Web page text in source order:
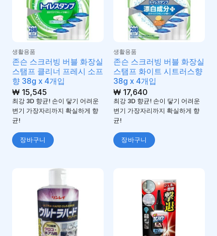
생활용품
존슨 스크러빙 버블 화장실
스탬프 클리너 프레시 소프
향 38g x 4개입
₩15,545
최강 3D 향균! 손이 닿기 어려운
변기 가장자리까지 확실하게 향
균!
장바구니
생활용품
존슨 스크러빙 버블 화장실
스탬프 화이트 시트러스향
38g x 4개입
₩17,640
최강 3D 향균! 손이 닿기 어려운
변기 가장자리까지 확실하게 향
균!
장바구니